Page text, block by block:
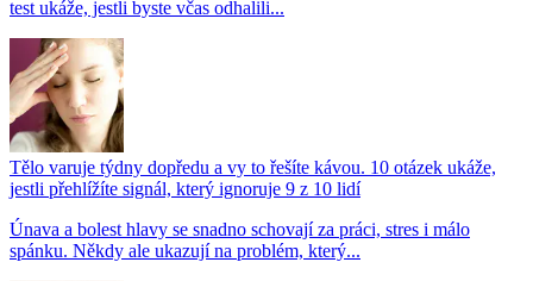
test ukáže, jestli byste včas odhalili...
Tělo varuje týdny dopředu a vy to řešíte kávou. 10 otázek ukáže,
jestli přehlížíte signál, který ignoruje 9 z 10 lidí
Únava a bolest hlavy se snadno schovají za práci, stres i málo
spánku. Někdy ale ukazují na problém, který...